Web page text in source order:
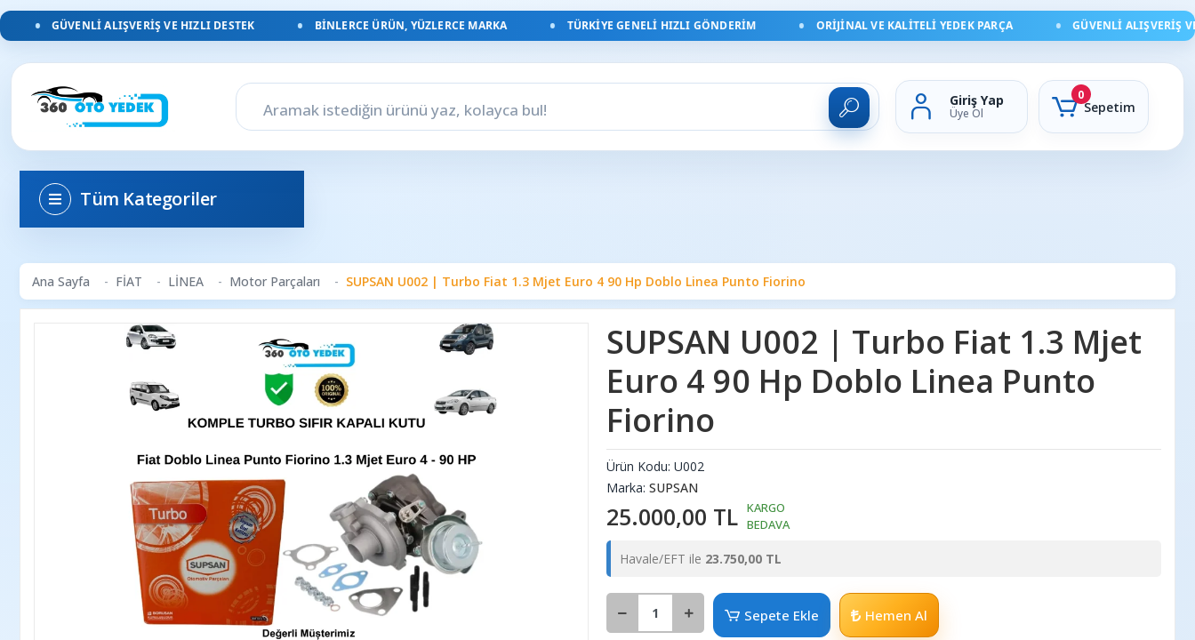
GÜVENLI ALIŞVERIŞ VE HIZLI DESTEK BINLERCE ÜRÜN, YÜZLERCE MARKA TÜRKIYE GENELI HIZLI GÖNDERIM ORIJINAL VE KALITELI YEDEK PARÇA GÜVENLI ALIŞVERIŞ VE
Giriş Yap
Üye Ol
0
Sepetim
Tüm Kategoriler
Ana Sayfa FİAT LİNEA Motor Parçaları SUPSAN U002 | Turbo Fiat 1.3 Mjet Euro 4 90 Hp Doblo Linea Punto Fiorino
SUPSAN U002 | Turbo Fiat 1.3 Mjet
Euro 4 90 Hp Doblo Linea Punto
Fiorino
Ürün Kodu: U002
Marka: SUPSAN
25.000,00 TL KARGO
BEDAVA
Havale/EFT ile 23.750,00 TL
Sepete Ekle Hemen Al